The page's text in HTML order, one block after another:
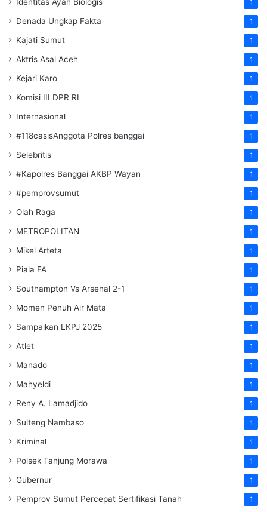
1
Denada Ungkap Fakta 1
Kajati Sumut 1
Aktris Asal Aceh 1
Kejari Karo 1
Komisi III DPR RI 1
Internasional 1
#118casisAnggota Polres banggai 1
Selebritis 1
#Kapolres Banggai AKBP Wayan 1
#pemprovsumut 1
Olah Raga 1
METROPOLITAN 1
Mikel Arteta 1
Piala FA 1
Southampton Vs Arsenal 2-1 1
Momen Penuh Air Mata 1
Sampaikan LKPJ 2025 1
Atlet 1
Manado 1
Mahyeldi 1
Reny A. Lamadjido 1
Sulteng Nambaso 1
Kriminal 1
Polsek Tanjung Morawa 1
Gubernur 1
Pemprov Sumut Percepat Sertifikasi Tanah 1